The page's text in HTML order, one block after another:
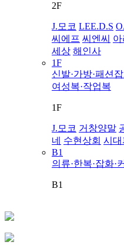
2F
J.모코 LEE.D.S
씨에프 씨엔씨 아
세상 해인사
1F
신발·가방·패션잡
여성복·작업복
1F
J.모코 거창양말
네 수현상회 시대
B1
의류·한복·잡화·
B1